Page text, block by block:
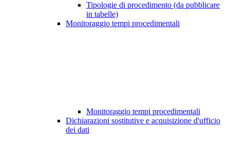
Tipologie di procedimento (da pubblicare
in tabelle)
Monitoraggio tempi procedimentali
Monitoraggio tempi procedimentali
Dichiarazioni sostitutive e acquisizione d'ufficio
dei dati